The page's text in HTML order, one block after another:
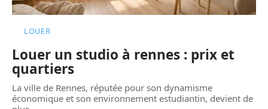
LOUER
Louer un studio à rennes : prix et
quartiers
La ville de Rennes, réputée pour son dynamisme
économique et son environnement estudiantin, devient de